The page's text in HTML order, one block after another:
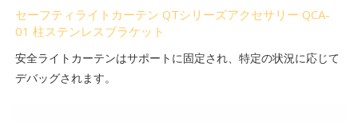
セーフティライトカーテン QTシリーズアクセサリー QCA-
01 柱ステンレスブラケット
安全ライトカーテンはサポートに固定され、特定の状況に応じて
デバッグされます。